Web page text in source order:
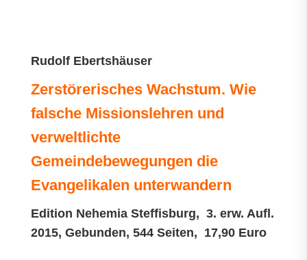
Rudolf Ebertshäuser
Zerstörerisches Wachstum. Wie
falsche Missionslehren und
verweltlichte
Gemeindebewegungen die
Evangelikalen unterwandern
Edition Nehemia Steffisburg, 3. erw. Aufl.
2015, Gebunden, 544 Seiten, 17,90 Euro